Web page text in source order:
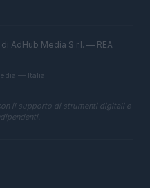
AdHub Media S.r.l. — REA
— Italia
il supporto di strumenti digitali e